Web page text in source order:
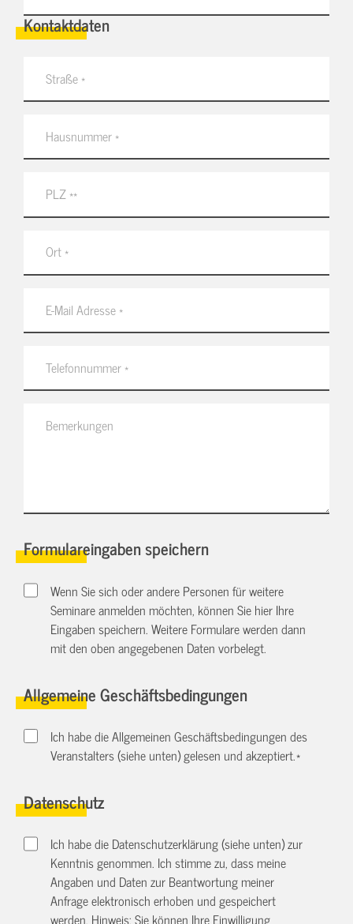
Kontaktdaten
Formulareingaben speichern
Wenn Sie sich oder andere Personen für weitere
Seminare anmelden möchten, können Sie hier Ihre
Eingaben speichern. Weitere Formulare werden dann
mit den oben angegebenen Daten vorbelegt.
Allgemeine Geschäftsbedingungen
Ich habe die Allgemeinen Geschäftsbedingungen des
Veranstalters (siehe unten) gelesen und akzeptiert.*
Datenschutz
Ich habe die Datenschutzerklärung (siehe unten) zur
Kenntnis genommen. Ich stimme zu, dass meine
Angaben und Daten zur Beantwortung meiner
Anfrage elektronisch erhoben und gespeichert
werden. Hinweis: Sie können Ihre Einwilligung